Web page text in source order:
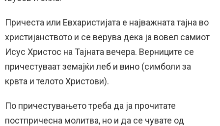
Причеста или Евхаристијата е најважната тајна во
христијанството и се верува дека ја вовел самиот
Исус Христос на Тајната вечера. Верниците се
причестуваат земајќи леб и вино (симболи за
крвта и телото Христови).
По причестувањето треба да ја прочитате
постпричесна молитва, но и да се чувате од